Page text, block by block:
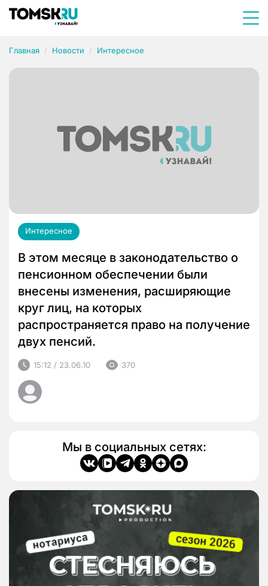
Главная Новости Интересное
Интересное
В этом месяце в законодательство о
пенсионном обеспечении были
внесены изменения, расширяющие
круг лиц, на которых
распространяется право на получение
двух пенсий.
15:12 / 23.06.10 370
Мы в социальных сетях: